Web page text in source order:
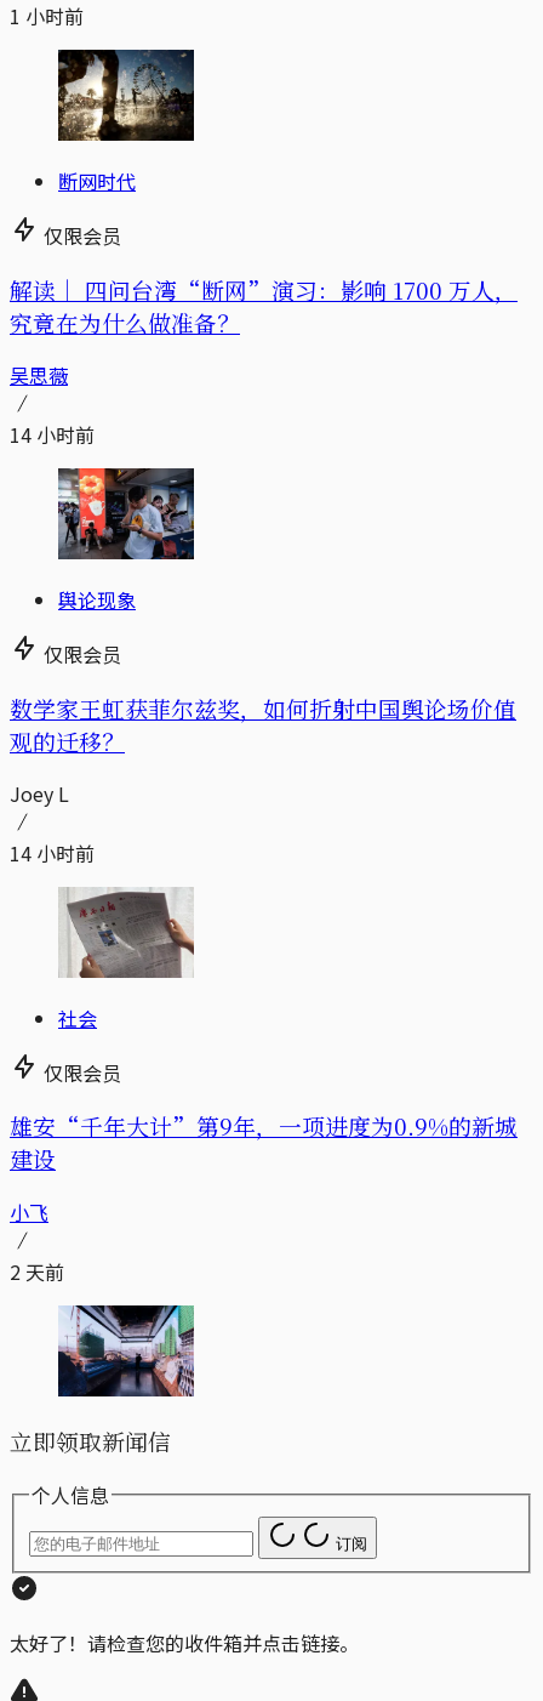
1 小时前
断网时代
仅限会员
解读｜ 四问台湾“断网”演习：影响 1700 万人，
究竟在为什么做准备？
吴思薇
14 小时前
舆论现象
仅限会员
数学家王虹获菲尔兹奖，如何折射中国舆论场价值
观的迁移？
Joey L
14 小时前
社会
仅限会员
雄安“千年大计”第9年，一项进度为0.9%的新城
建设
小飞
2 天前
立即领取新闻信
个人信息
订阅
太好了！请检查您的收件箱并点击链接。